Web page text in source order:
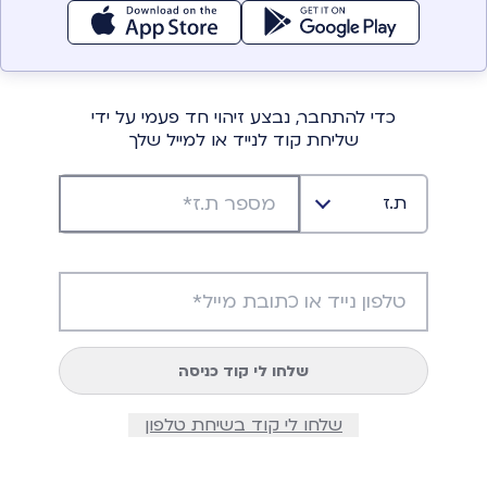
כדי להתחבר, נבצע זיהוי חד פעמי על ידי
שליחת קוד לנייד או למייל שלך
ת.ז
שלחו לי קוד כניסה
שלחו לי קוד בשיחת טלפון